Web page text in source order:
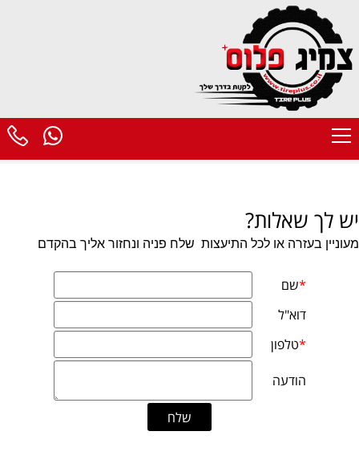
יש לך שאלות?
מעוניין בעזרה או לכל התיעצות שלח פניה ונחזור אליך בהקדם